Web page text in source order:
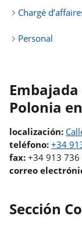
Chargé
Personal
Polonia
localización:
teléfono:+34
fax: +34 913 736
correo
Sección